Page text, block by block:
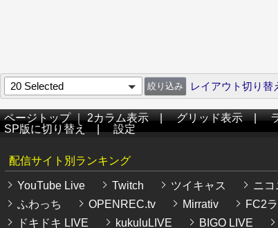
20 Selected レイアウト切り替
ページトップ｜2カラム表示|グリッド表示|
SP版に切り替え
設定
配信サイト別ランキング
YouTube Live Twitch ツイキャス ニコ
ふわっち
OPENREC.tv Mirrativ FC2
ドキドキ LIVE
kukuluLIVE BIGO LIVE